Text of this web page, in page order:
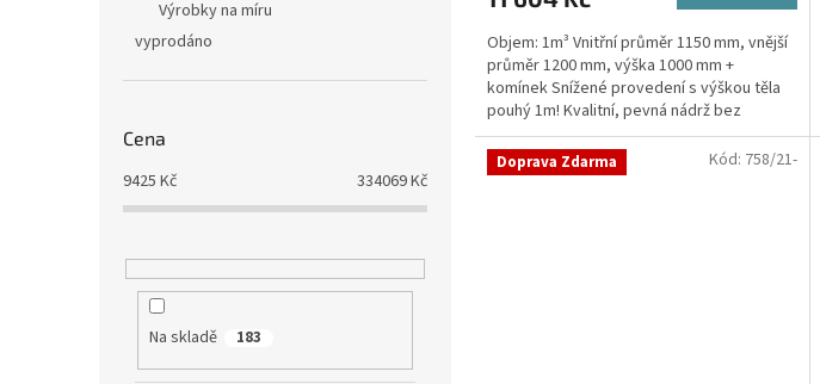
Výrobky na míru
vyprodáno
Cena
9425 Kč 334069Kč
Na skladě 183
z
5
hvězdiček.
Objem: 1m³ Vnitřní průměr 1150 mm, vnější
průměr 1200 mm, výška 1000 mm +
komínek Snížené provedení s výškou těla
pouhý 1m! Kvalitní, pevná nádrž bez
potřeby obetonování Průměr...
Doprava Zdarma Kód: 758/21-